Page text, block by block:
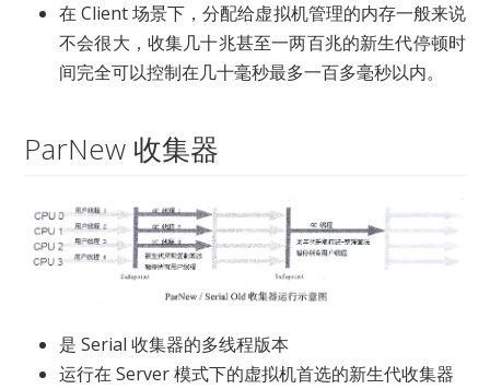
在 Client 场景下，分配给虚拟机管理的内存一般来说
不会很大，收集几十兆甚至一两百兆的新生代停顿时
间完全可以控制在几十毫秒最多一百多毫秒以内。
ParNew 收集器
是 Serial 收集器的多线程版本
运行在 Server 模式下的虚拟机首选的新生代收集器